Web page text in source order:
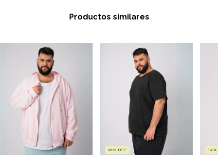
Productos similares
36 % OFF 14